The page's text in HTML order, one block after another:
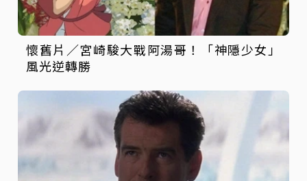
懷舊片／宮崎駿大戰阿湯哥！「神隱少女」
風光逆轉勝